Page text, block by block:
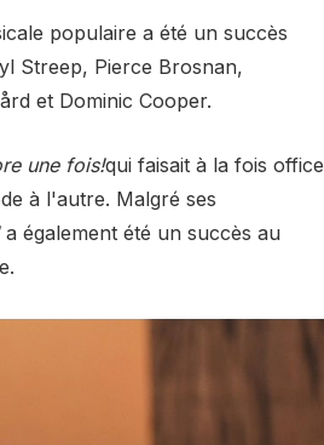
populaire a été un succès
Streep, Pierce Brosnan,
et Dominic Cooper.
une fois!qui faisait à la fois office
à l'autre. Malgré ses
a également été un succès au